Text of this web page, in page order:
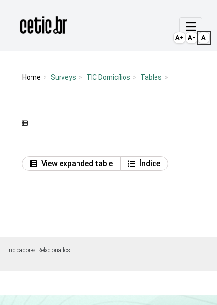
Página inicial
Home Surveys TIC Domicílios Tables
View expanded table Índice
Indicadores Relacionados
A+ A- A